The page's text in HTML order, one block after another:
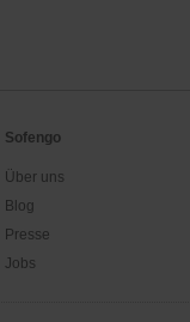
Sofengo
Über uns
Blog
Presse
Jobs